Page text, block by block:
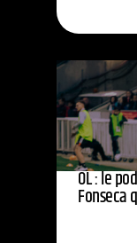
OL : le
Fonseca